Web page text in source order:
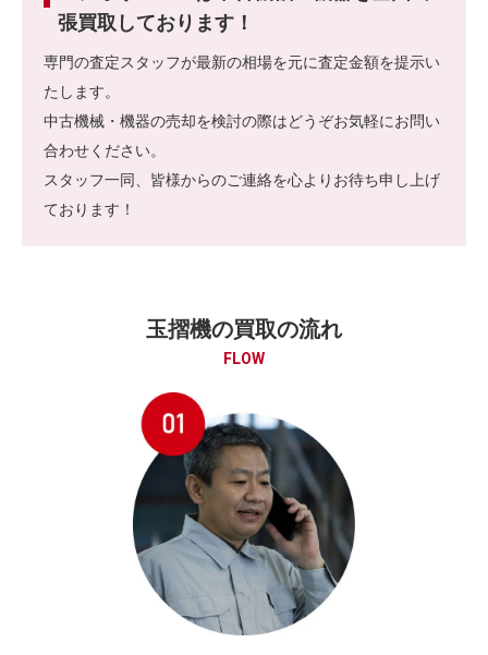
張買取しております！
専門の査定スタッフが最新の相場を元に査定金額を提示い
たします。
中古機械・機器の売却を検討の際はどうぞお気軽にお問い
合わせください。
スタッフ一同、皆様からのご連絡を心よりお待ち申し上げ
ております！
玉摺機の買取の流れ
FLOW